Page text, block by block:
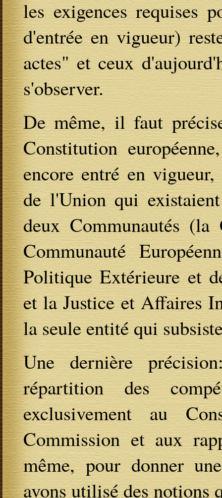
les exigences requises
d'entrée en vigueur)
actes" et ceux
s'observer.
De même, il faut
Constitution
encore entré en
de l'Union qui
deux Communautés (la
Communauté
Politique Extérieure et
et la Justice et Affaires
la seule entité qui
Une dernière
répartition des
exclusivement au
Commission et aux
même, pour donner
avons utilisé des notions